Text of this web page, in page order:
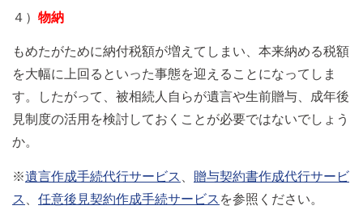
４） 物納
もめたがために納付税額が増えてしまい、本来納める税額
を大幅に上回るといった事態を迎えることになってしま
す。したがって、被相続人自らが遺言や生前贈与、成年後
見制度の活用を検討しておくことが必要ではないでしょう
か。
※遺言作成手続代行サービス
贈与契約書作成代行サービ
ス
任意後見契約作成手続サービス を参照ください。